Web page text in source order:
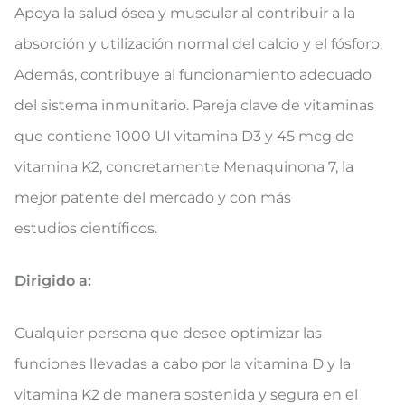
Apoya la salud ósea y muscular al contribuir a la
absorción y utilización normal del calcio y el fósforo.
Además, contribuye al funcionamiento adecuado
del sistema inmunitario. Pareja clave de vitaminas
que contiene 1000 UI vitamina D3 y 45 mcg de
vitamina K2, concretamente Menaquinona 7, la
mejor patente del mercado y con más
estudios científicos.
Dirigido a:
Cualquier persona que desee optimizar las
funciones llevadas a cabo por la vitamina D y la
vitamina K2 de manera sostenida y segura en el